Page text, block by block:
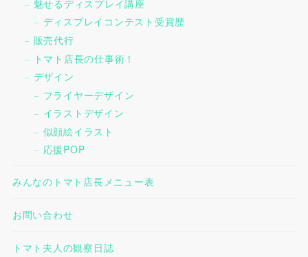
魅せるディスプレイ講座
ディスプレイコンテスト受賞歴
販売代行
トマト店長の仕事術！
デザイン
フライヤーデザイン
イラストデザイン
似顔絵イラスト
応援POP
みんなのトマト店長メニュー表
お問い合わせ
トマト夫人の観察日誌